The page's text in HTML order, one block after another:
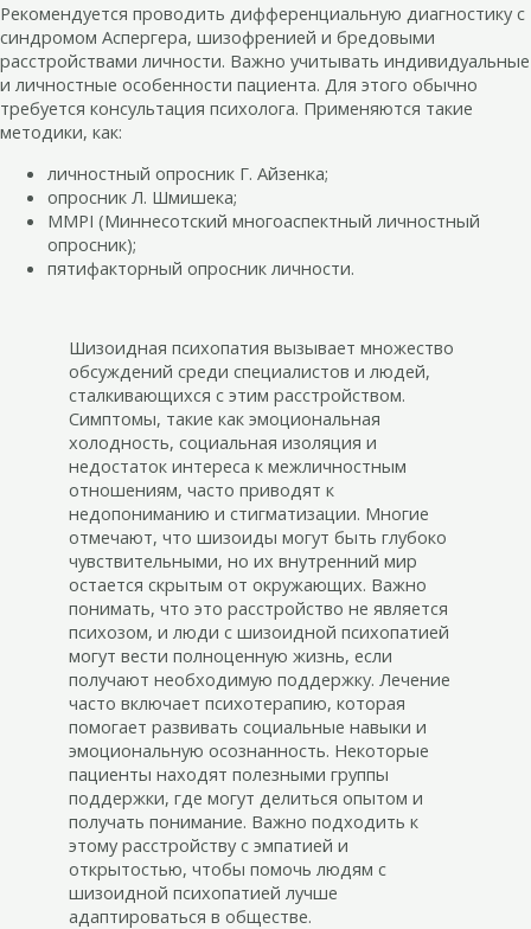
Рекомендуется проводить дифференциальную диагностику с
синдромом Аспергера, шизофренией и бредовыми
расстройствами личности. Важно учитывать индивидуальные
и личностные особенности пациента. Для этого обычно
требуется консультация психолога. Применяются такие
методики, как:
личностный опросник Г. Айзенка;
опросник Л. Шмишека;
MMPI (Миннесотский многоаспектный личностный
опросник);
пятифакторный опросник личности.
Шизоидная психопатия вызывает множество
обсуждений среди специалистов и людей,
сталкивающихся с этим расстройством.
Симптомы, такие как эмоциональная
холодность, социальная изоляция и
недостаток интереса к межличностным
отношениям, часто приводят к
недопониманию и стигматизации. Многие
отмечают, что шизоиды могут быть глубоко
чувствительными, но их внутренний мир
остается скрытым от окружающих. Важно
понимать, что это расстройство не является
психозом, и люди с шизоидной психопатией
могут вести полноценную жизнь, если
получают необходимую поддержку. Лечение
часто включает психотерапию, которая
помогает развивать социальные навыки и
эмоциональную осознанность. Некоторые
пациенты находят полезными группы
поддержки, где могут делиться опытом и
получать понимание. Важно подходить к
этому расстройству с эмпатией и
открытостью, чтобы помочь людям с
шизоидной психопатией лучше
адаптироваться в обществе.